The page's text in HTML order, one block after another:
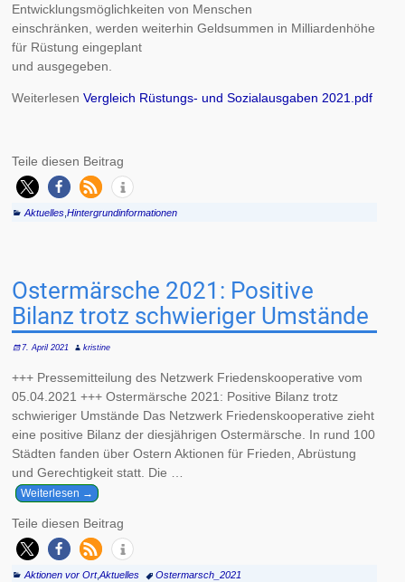
Entwicklungsmöglichkeiten von Menschen
einschränken, werden weiterhin Geldsummen in Milliardenhöhe
für Rüstung eingeplant
und ausgegeben.
Weiterlesen Vergleich Rüstungs- und Sozialausgaben 2021.pdf
Teile diesen Beitrag
Aktuelles, Hintergrundinformationen
Ostermärsche 2021: Positive
Bilanz trotz schwieriger Umstände
7. April 2021 kristine
+++ Pressemitteilung des Netzwerk Friedenskooperative vom
05.04.2021 +++ Ostermärsche 2021: Positive Bilanz trotz
schwieriger Umstände Das Netzwerk Friedenskooperative zieht
eine positive Bilanz der diesjährigen Ostermärsche. In rund 100
Städten fanden über Ostern Aktionen für Frieden, Abrüstung
und Gerechtigkeit statt. Die
Weiterlesen →
Teile diesen Beitrag
Aktionen vor Ort,Aktuelles Ostermarsch_2021